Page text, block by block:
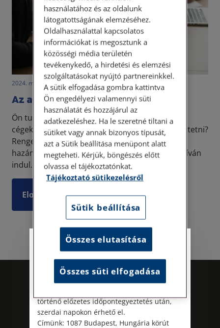
2024. március 5. • LegitiMoadmin
Az aláírási címpéldány
Ön tudta, hogy 2007. szeptember 1. napja óta a
cégek nem kötelesek aláírási címpéldányt készíttetni?
Rengetegen nem tudják ezt a tényt, mivel
hazánkban, ha egy cégvezető állami tenderen kíván
indul...
Elolvasom
Személyes ügyfélfogadás
Tisztelt Ügyfeleink!
történő előzetes időpontegyeztetés után,
szerdai napokon érhető el.
Címünk: 1087 Budapest, Hungária körút
használatához és az oldalunk
látogatottságának elemzéséhez.
Oldalhasználattal kapcsolatos
információkat is megosztunk a
közösségi média területén
tevékenykedő, a hirdetési és elemzési
szolgáltatásokat nyújtó partnereinkkel.
A sütik elfogadása gombra kattintva
Ön engedélyezi valamennyi süti
használatát és hozzájárul az
adatkezeléshez. Ha le szeretné tiltani a
sütiket vagy annak bizonyos típusát,
azt a Sütik beállítása menüpont alatt
megteheti. Kérjük, böngészés előtt
olvassa el tájékoztatónkat.
Tájékoztató sütikezelésről
Sütik beállítása
Összes elutasítása
Összes süti elfogadása